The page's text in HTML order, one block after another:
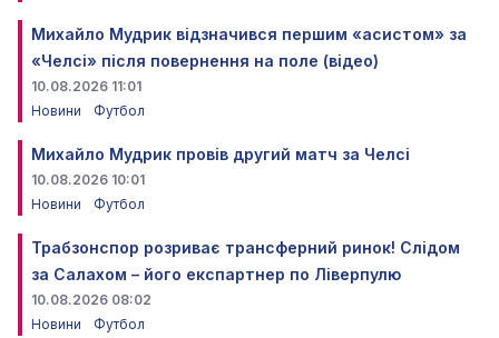
Михайло Мудрик відзначився першим «асистом» за
«Челсі» після повернення на поле (відео)
10.08.2026 11:01
Новини
Футбол
Михайло Мудрик провів другий матч за Челсі
10.08.2026 10:01
Новини
Футбол
Трабзонспор розриває трансферний ринок! Слідом
за Салахом – його експартнер по Ліверпулю
10.08.2026 08:02
Новини
Футбол